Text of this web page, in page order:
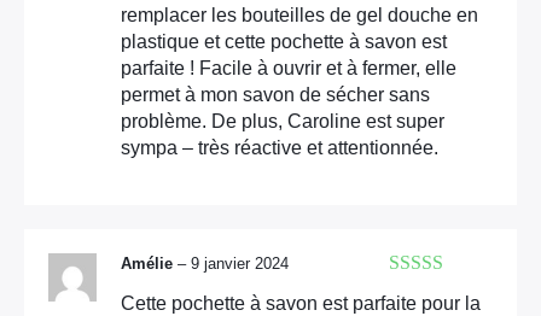
remplacer les bouteilles de gel douche en
plastique et cette pochette à savon est
parfaite ! Facile à ouvrir et à fermer, elle
permet à mon savon de sécher sans
problème. De plus, Caroline est super
sympa – très réactive et attentionnée.
Note sur 5
Amélie – 9 janvier 2024
Cette pochette à savon est parfaite pour la